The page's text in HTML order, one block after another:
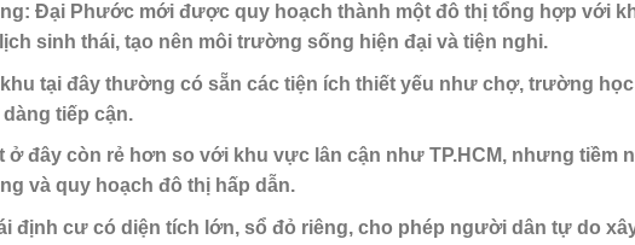
Đại Phước mới được quy hoạch thành một đô thị tổng hợp với
sinh thái, tạo nên môi trường sống hiện đại và tiện nghi.
tại đây thường có sẵn các tiện ích thiết yếu như chợ, trường
tiếp cận.
ở đây còn rẻ hơn so với khu vực lân cận như TP.HCM, nhưng tiềm
và quy hoạch đô thị hấp dẫn.
định cư có diện tích lớn, sổ đỏ riêng, cho phép người dân tự do